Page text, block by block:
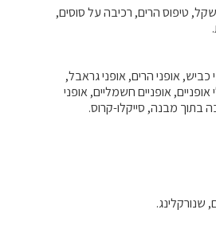
טיפוס הרים, רכיבה על סוסים,
כביש, אופני הרים, אופני גראבל,
אופניים חשמליים, אופני
בתוך מבנה, סייקלו-קרוס.
שנורקלינג.